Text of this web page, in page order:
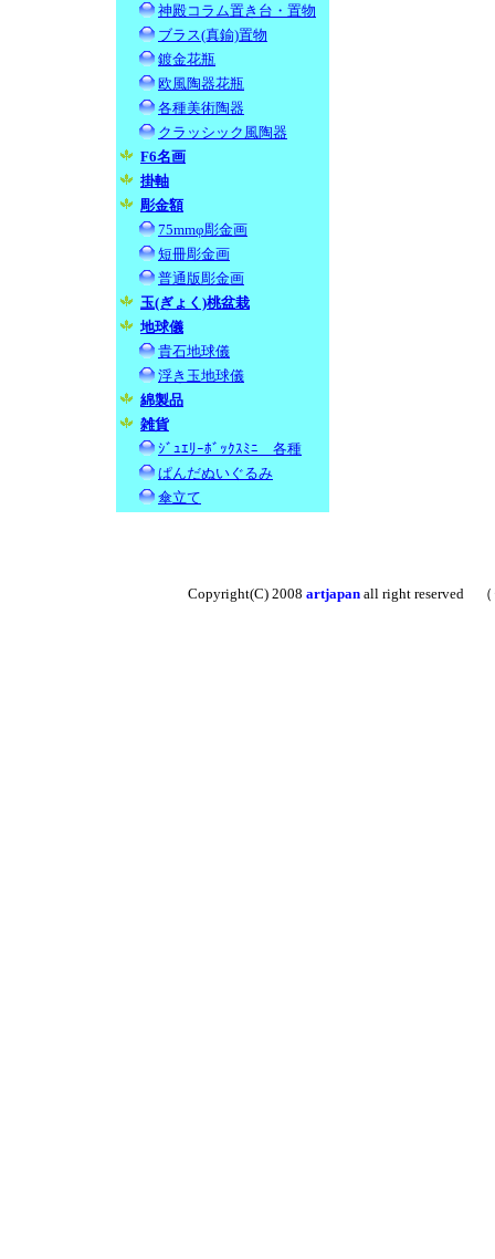
神殿コラム置き台・置物
ブラス(真鍮)置物
鍍金花瓶
欧風陶器花瓶
各種美術陶器
クラッシック風陶器
F6名画
掛軸
彫金額
75mmφ彫金画
短冊彫金画
普通版彫金画
玉(ぎょく)桃盆栽
地球儀
貴石地球儀
浮き玉地球儀
綿製品
雑貨
ｼﾞｭｴﾘｰﾎﾞｯｸｽﾐﾆ 各種
ぱんだぬいぐるみ
傘立て
Copyright(C) 2008 artjapan all right reserved （